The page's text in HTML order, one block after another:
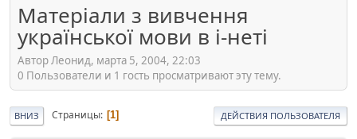
Матеріали з вивчення
української мови в і-неті
Автор Леонид, марта 5, 2004, 22:03
0 Пользователи и 1 гость просматривают эту тему.
ВНИЗ Страницы 1 ДЕЙСТВИЯ ПОЛЬЗОВАТЕЛЯ